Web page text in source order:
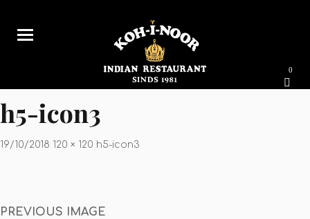
0
h5-icon3
19/10/2018 120 × 120 h5-icon3
PREVIOUS IMAGE